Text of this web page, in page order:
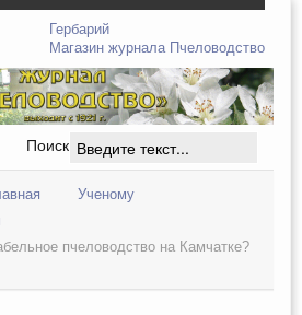
Гербарий
Магазин журнала Пчеловодство
Поиск
Ученому
пчеловодство на Камчатке?